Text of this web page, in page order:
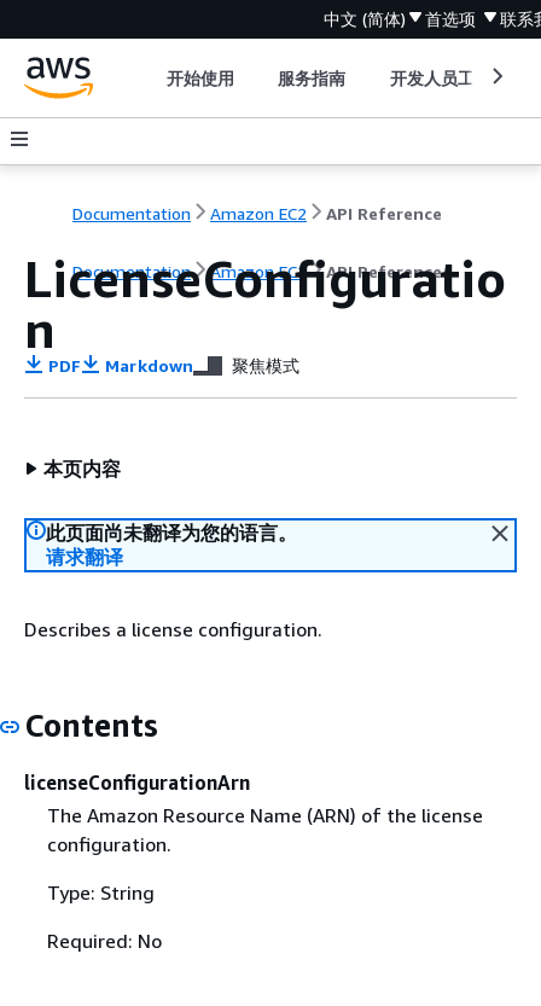
中文 (简体) 首选项 联系
开始使用 服务指南 开发人员工具
Documentation Amazon EC2 API Reference
Documentation Amazon EC2 API Reference
LicenseConfiguratio
n
PDF Markdown 聚焦模式
本页内容
此页面尚未翻译为您的语言。
请求翻译
Describes a license configuration.
Contents
licenseConfigurationArn
The Amazon Resource Name (ARN) of the license
configuration.
Type: String
Required: No